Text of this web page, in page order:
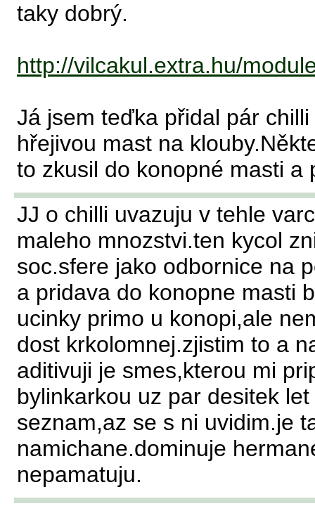
taky dobrý.
http://vilcakul.extra.hu/
Já jsem teďka přidal pár
hřejivou mast na
to zkusil do konopné masti a
JJ o chilli uvazuju v tehle
maleho mnozstvi.ten kycol
soc.sfere jako odbornice na
a pridava do konopne masti
ucinky primo u konopi,ale
dost krkolomnej.zjistim to a
aditivuji je smes,kterou mi
bylinkarkou uz par desitek
seznam,az se s ni uvidim.je
namichane.dominuje
nepamatuju.